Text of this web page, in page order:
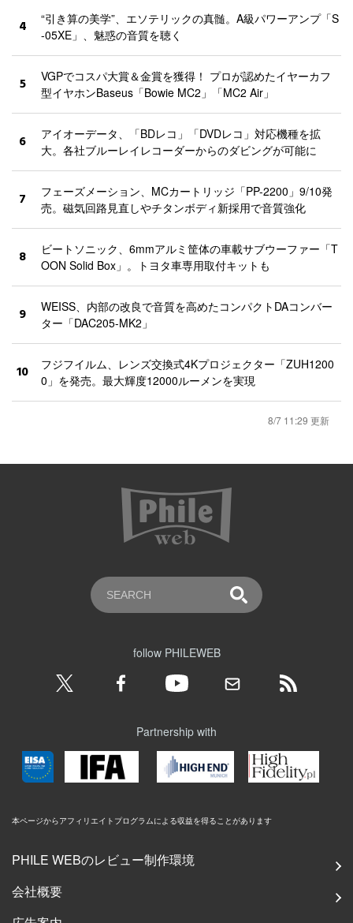
4
“引き算の美学”、エソテリックの真髄。A級パワーアンプ「S
-05XE」、魅惑の音質を聴く
5
VGPでコスパ大賞＆金賞を獲得！ プロが認めたイヤーカフ
型イヤホンBaseus「Bowie MC2」「MC2 Air」
6
アイオーデータ、「BDレコ」「DVDレコ」対応機種を拡
大。各社ブルーレイレコーダーからのダビングが可能に
7
フェーズメーション、MCカートリッジ「PP-2200」9/10発
売。磁気回路見直しやチタンボディ新採用で音質強化
8
ビートソニック、6mmアルミ筐体の車載サブウーファー「T
OON Solid Box」。トヨタ車専用取付キットも
9
WEISS、内部の改良で音質を高めたコンパクトDAコンバー
ター「DAC205-MK2」
10
フジフイルム、レンズ交換式4Kプロジェクター「ZUH1200
0」を発売。最大輝度12000ルーメンを実現
8/7 11:29 更新
follow PHILEWEB
Partnership with
本ページからアフィリエイトプログラムによる収益を得ることがあります
PHILE WEBのレビュー制作環境
会社概要